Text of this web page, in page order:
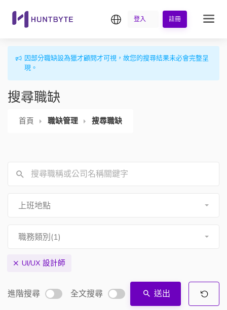
繁中登入 註冊
因部分職缺設為獵才顧問才可視，故您的搜尋結果未必會完整呈
現。
搜尋職缺
首頁 職缺管理 搜尋職缺
上班地點
職務類別(1)
UI/UX 設計師
進階搜尋 全文搜尋 送出